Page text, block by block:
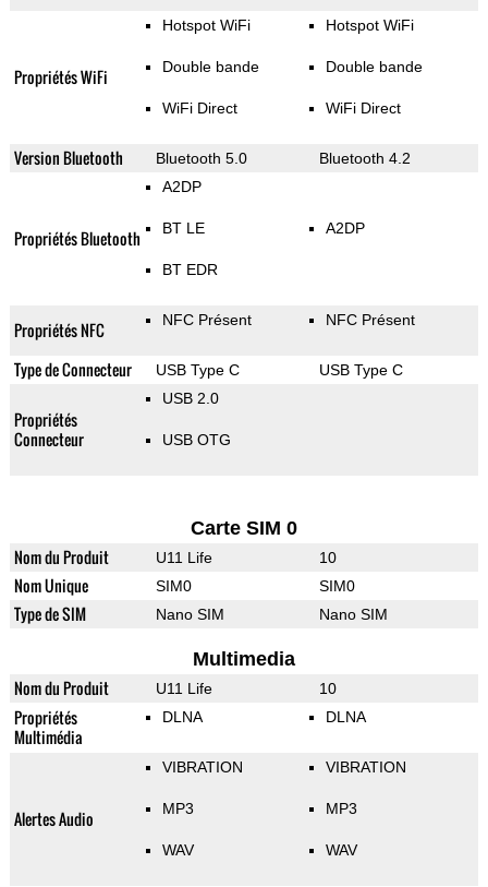
Propriétés WiFi
Hotspot WiFi
Double bande
WiFi Direct
Hotspot WiFi
Double bande
WiFi Direct
Version Bluetooth Bluetooth 5.0 Bluetooth 4.2
Propriétés Bluetooth
A2DP
BT LE
BT EDR
A2DP
Propriétés NFC NFC Présent NFC Présent
Type de Connecteur USB Type C USB Type C
Propriétés
Connecteur
USB 2.0
USB OTG
Carte SIM 0
Nom du Produit U11 Life 10
Nom Unique SIM0 SIM0
Type de SIM Nano SIM Nano SIM
Multimedia
Nom du Produit U11 Life 10
Propriétés
Multimédia
DLNA DLNA
Alertes Audio
VIBRATION
MP3
WAV
VIBRATION
MP3
WAV